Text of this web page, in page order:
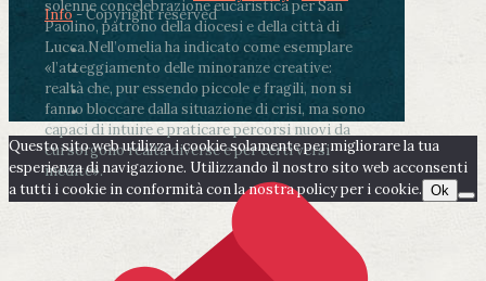
solenne concelebrazione eucaristica per San
Paolino, patrono della diocesi e della città di
Lucca.Nell’omelia ha indicato come esemplare
«l’atteggiamento delle minoranze creative:
realtà che, pur essendo piccole e fragili, non si
fanno bloccare dalla situazione di crisi, ma sono
capaci di intuire e praticare percorsi nuovi da
cui sorgono realtà diverse e per certi versi
inedite».
Info- Copyright reserved
Questo sito web utilizza i cookie solamente per migliorare la tua
esperienza di navigazione. Utilizzando il nostro sito web acconsenti
a tutti i cookie in conformità con la nostra policy per i cookie. Ok